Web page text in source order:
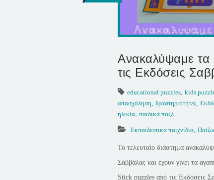
Ανακαλύψαμε
τις Εκδόσεις
educational puzzles kids
απασχόληση δραστηριότητες
ηλικία παιδικά παζλ
Εκπαιδευτικά παιχνίδια
Το τελευταίο διάστημα
Σαββάλας και έχουν γίνει τα
Stick puzzles από τις Εκδόσεις